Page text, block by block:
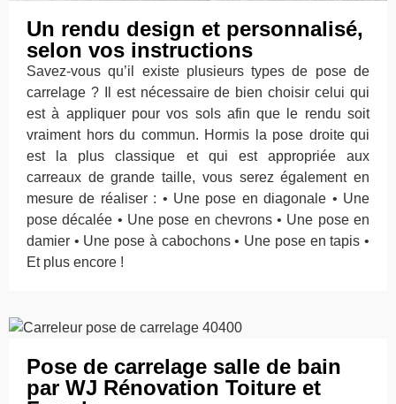
Un rendu design et personnalisé,
selon vos instructions
Savez-vous qu’il existe plusieurs types de pose de
carrelage ? Il est nécessaire de bien choisir celui qui
est à appliquer pour vos sols afin que le rendu soit
vraiment hors du commun. Hormis la pose droite qui
est la plus classique et qui est appropriée aux
carreaux de grande taille, vous serez également en
mesure de réaliser : • Une pose en diagonale • Une
pose décalée • Une pose en chevrons • Une pose en
damier • Une pose à cabochons • Une pose en tapis •
Et plus encore !
Pose de carrelage salle de bain
par WJ Rénovation Toiture et